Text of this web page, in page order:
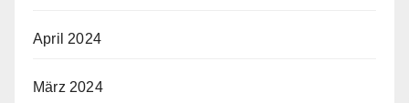
April 2024
März 2024